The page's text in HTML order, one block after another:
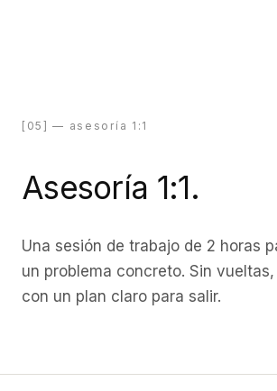
[05] — asesoría 1:1
Asesoría 1:1.
Una sesión de trabajo de 2 horas
un problema concreto. Sin
con un plan claro para salir.